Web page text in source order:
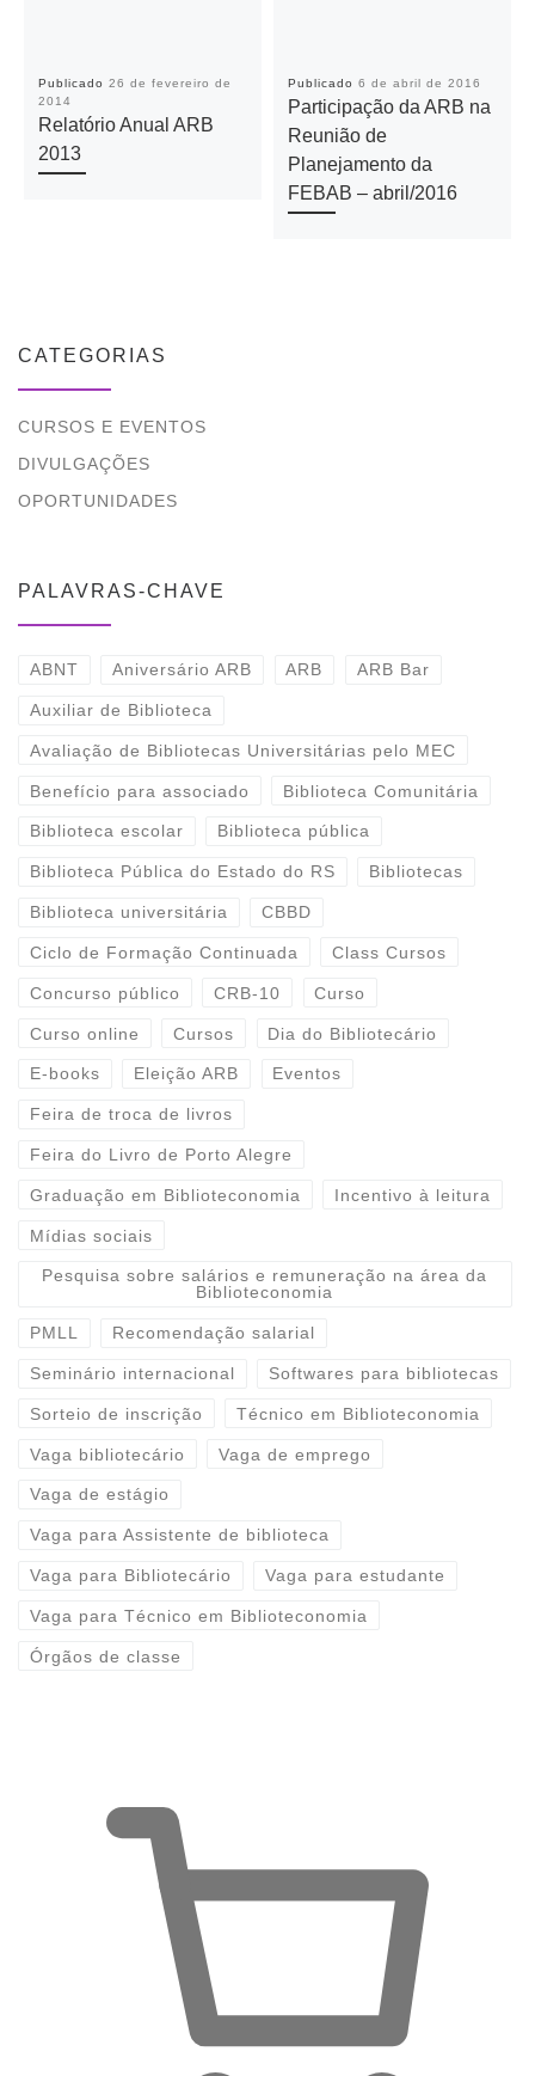
Publicado 26 de fevereiro de
2014
Relatório Anual ARB
2013
Publicado 6 de abril de 2016
Participação da ARB na
Reunião de
Planejamento da
FEBAB – abril/2016
CATEGORIAS
CURSOS E EVENTOS
DIVULGAÇÕES
OPORTUNIDADES
PALAVRAS-CHAVE
ABNT Aniversário ARB ARB ARB Bar
Auxiliar de Biblioteca
Avaliação de Bibliotecas Universitárias pelo MEC
Benefício para associado Biblioteca Comunitária
Biblioteca escolar Biblioteca pública
Biblioteca Pública do Estado do RS Bibliotecas
Biblioteca universitária CBBD
Ciclo de Formação Continuada Class Cursos
Concurso público CRB-10 Curso
Curso online Cursos Dia do Bibliotecário
E-books Eleição ARB Eventos
Feira de troca de livros
Feira do Livro de Porto Alegre
Graduação em Biblioteconomia Incentivo à leitura
Mídias sociais
Pesquisa sobre salários e remuneração na área da
Biblioteconomia
PMLL Recomendação salarial
Seminário internacional Softwares para bibliotecas
Sorteio de inscrição Técnico em Biblioteconomia
Vaga bibliotecário Vaga de emprego
Vaga de estágio
Vaga para Assistente de biblioteca
Vaga para Bibliotecário Vaga para estudante
Vaga para Técnico em Biblioteconomia
Órgãos de classe